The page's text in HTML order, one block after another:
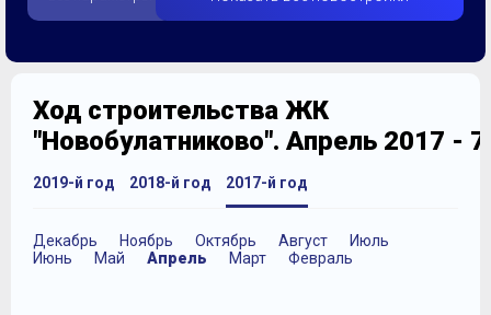
Ход строительства ЖК
"Новобулатниково". Апрель 2017 -
2019-й год 2018-й год 2017-й год
Декабрь Ноябрь Октябрь Август
Июль
Июнь
Май Апрель Март Февраль